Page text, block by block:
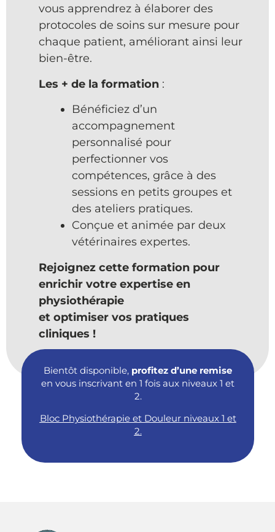
vous apprendrez à élaborer des
protocoles de soins sur mesure pour
chaque patient, améliorant ainsi leur
bien-être.
Les + de la formation :
Bénéficiez d’un
accompagnement
personnalisé pour
perfectionner vos
compétences, grâce à des
sessions en petits groupes et
des ateliers pratiques.
Conçue et animée par deux
vétérinaires expertes.
Rejoignez cette formation pour
enrichir votre expertise en
physiothérapie
et optimiser vos pratiques
cliniques !
Bientôt disponible, profitez d’une remise
en vous inscrivant en 1 fois aux niveaux 1 et
2.
Bloc Physiothérapie et Douleur niveaux 1 et
2.